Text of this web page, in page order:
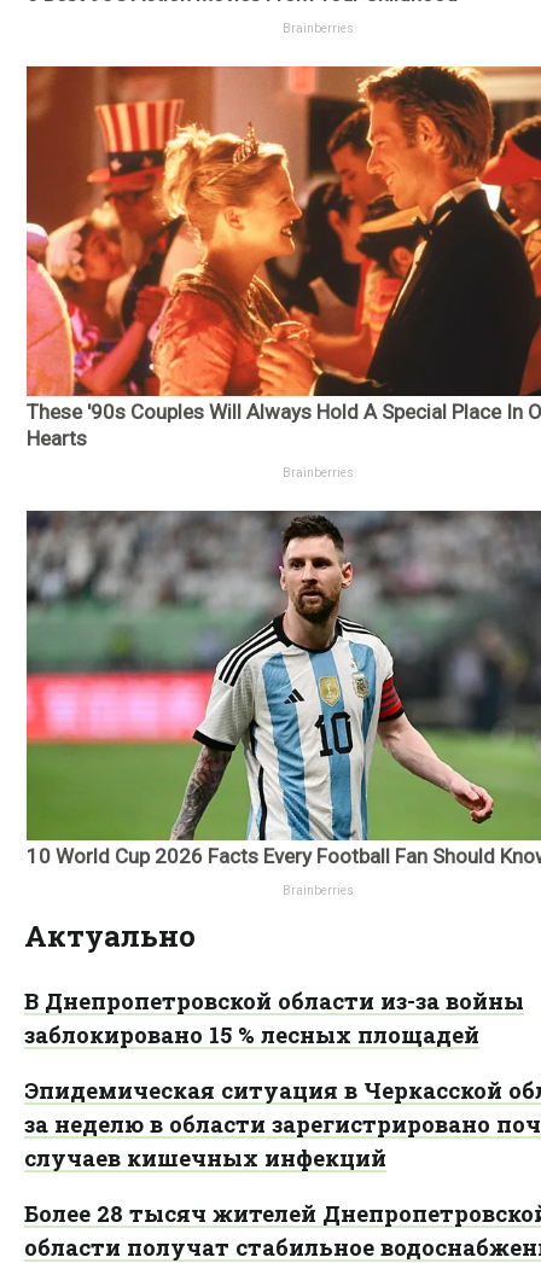
Актуально
В Днепропетровской области из-за войны
заблокировано 15 % лесных площадей
Эпидемическая ситуация в Черкасской
за неделю в области зарегистрировано
случаев кишечных инфекций
Более 28 тысяч жителей
области получат стабильное